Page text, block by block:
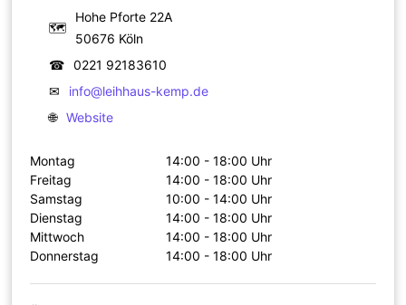
🗺
Hohe Pforte 22A
50676 Köln
☎
0221 92183610
✉
info@leihhaus-kemp.de
🌐 Website
Montag
14:00 - 18:00 Uhr
Freitag
14:00 - 18:00 Uhr
Samstag
10:00 - 14:00 Uhr
Dienstag
14:00 - 18:00 Uhr
Mittwoch
14:00 - 18:00 Uhr
Donnerstag
14:00 - 18:00 Uhr